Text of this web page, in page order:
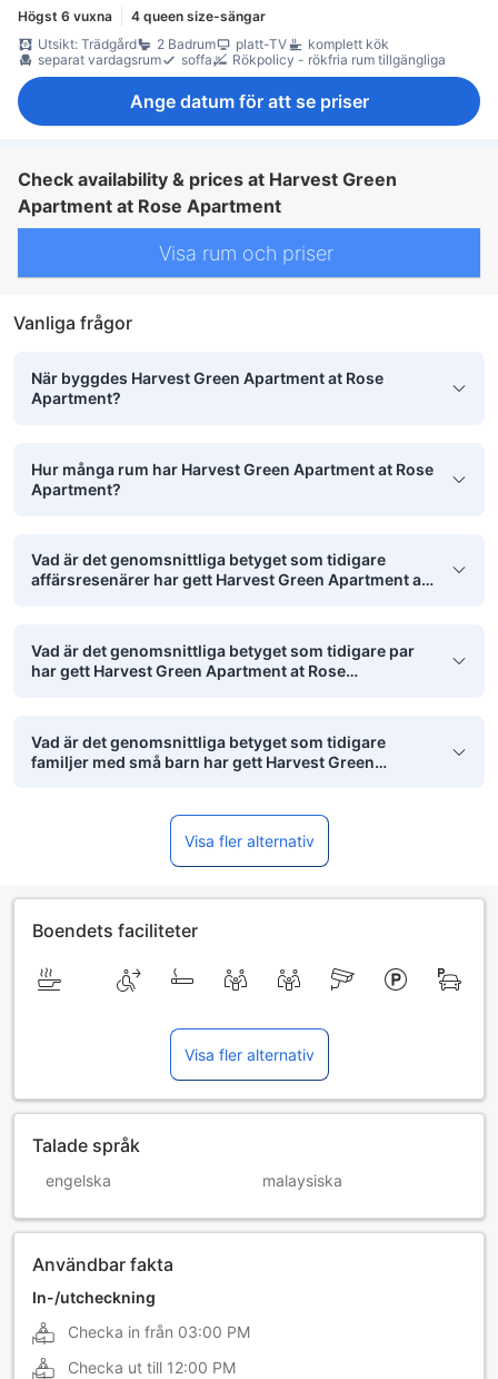
Högst 6 vuxna
4 queen size-sängar
Utsikt: Trädgård
2 Badrum platt-TV
komplett kök
separat vardagsrum
soffa Rökpolicy - rökfria rum tillgängliga
Ange datum för att se priser
Check availability & prices at Harvest Green
Apartment at Rose Apartment
Visa rum och priser
Vanliga frågor
När byggdes Harvest Green Apartment at Rose
Apartment?
Hur många rum har Harvest Green Apartment at Rose
Apartment?
Vad är det genomsnittliga betyget som tidigare
affärsresenärer har gett Harvest Green Apartment at
Vad är det genomsnittliga betyget som tidigare par
har gett Harvest Green Apartment at Rose
Vad är det genomsnittliga betyget som tidigare
familjer med små barn har gett Harvest Green
Visa fler alternativ
Boendets faciliteter
Visa fler alternativ
Talade språk
engelska malaysiska
Användbar fakta
In-/utcheckning
Checka in från 03:00 PM
Checka ut till 12:00 PM